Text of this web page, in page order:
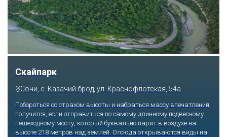
Скайпарк
Сочи, с. Казачий брод, ул. Краснофлотская, 54а
Побороться со страхом высоты и набраться массу впечатлений
получится, если отправиться по самому длинному подвесному
пешеходному мосту, который буквально парит в воздухе на
высоте 218 метров над землей. Отсюда открываются виды на